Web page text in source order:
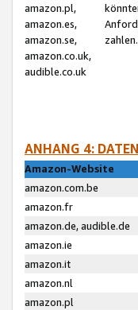
amazon.pl,
amazon.es,
amazon.se,
amazon.co.uk,
audible.co.uk
zahlen.
ANHANG 4:
Amazon-Website
amazon.com.be
amazon.fr
amazon.de, audible.de
amazon.ie
amazon.it
amazon.nl
amazon.pl